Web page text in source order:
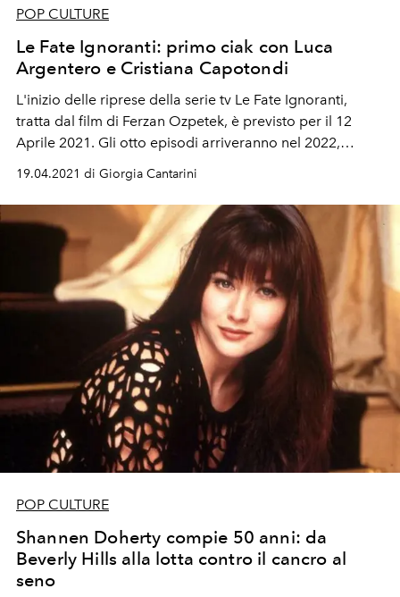
POP CULTURE
Le Fate Ignoranti: primo ciak con Luca
Argentero e Cristiana Capotondi
L'inizio delle riprese della serie tv Le Fate Ignoranti,
tratta dal film di Ferzan Ozpetek, è previsto per il 12
Aprile 2021. Gli otto episodi arriveranno nel 2022,
19.04.2021 di Giorgia Cantarini
POP CULTURE
Shannen Doherty compie 50 anni: da
Beverly Hills alla lotta contro il cancro al
seno